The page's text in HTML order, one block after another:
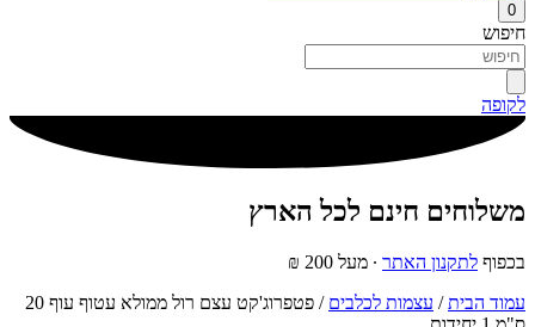
0
חיפוש
לקופה
משלוחים חינם לכל הארץ
בכפוף לתקנון האתר ∙ מעל 200 ₪
עמוד הבית/ עצמות לכלבים
/ פטפרוג'קט עצם רול ממולא עטוף עוף 20